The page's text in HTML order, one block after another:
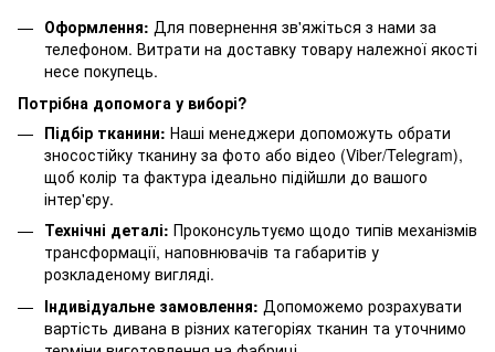
Оформлення: Для повернення зв'яжіться з нами за
телефоном. Витрати на доставку товару належної якості
несе покупець.
Потрібна допомога у виборі?
Підбір тканини: Наші менеджери допоможуть обрати
зносостійку тканину за фото або відео (Viber/Telegram),
щоб колір та фактура ідеально підійшли до вашого
інтер'єру.
Технічні деталі: Проконсультуємо щодо типів механізмів
трансформації, наповнювачів та габаритів у
розкладеному вигляді.
Індивідуальне замовлення: Допоможемо розрахувати
вартість дивана в різних категоріях тканин та уточнимо